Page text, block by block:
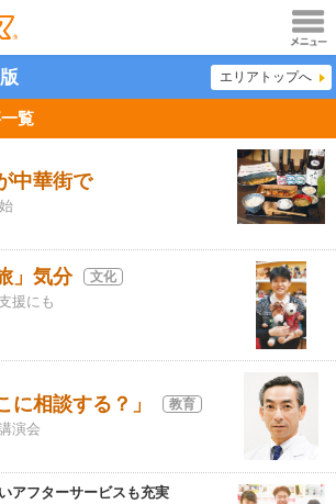
メニュ
ー
エリアトップへ
覧
中華街で
」気分 文化
援にも
に相談する？」 教育
演会
アフターサービスも充実